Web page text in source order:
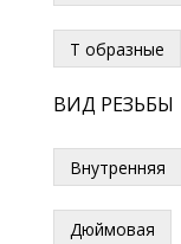
Т образные
ВИД РЕЗЬБЫ
Внутренняя
Дюймовая